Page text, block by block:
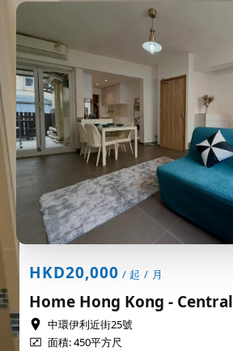
HKD20,000 / 起 / 月
Home Hong Kong - Central
中環伊利近街25號
面積: 450平方尺